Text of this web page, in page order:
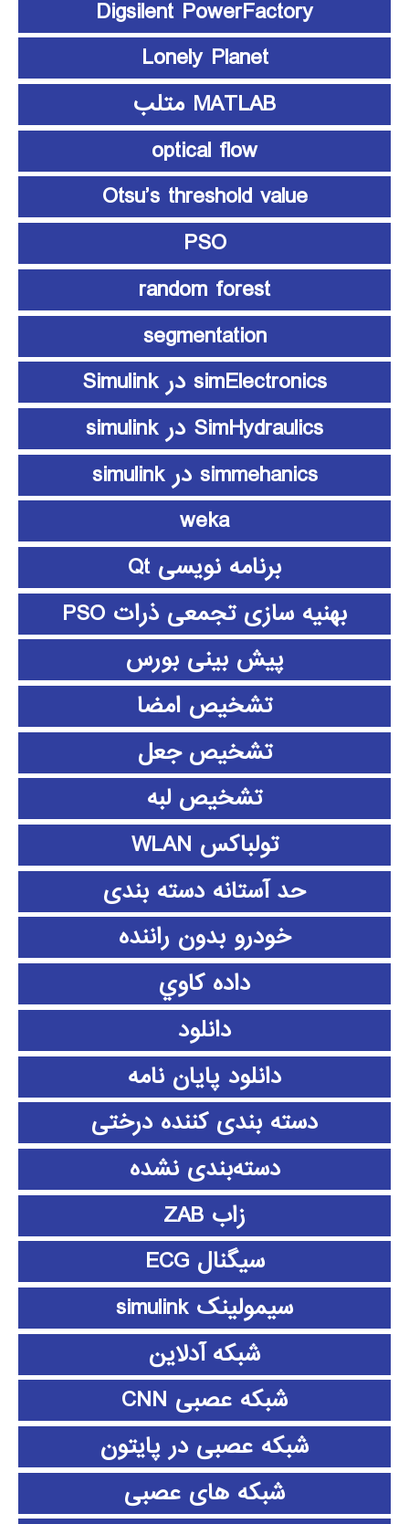
Digsilent PowerFactory
Lonely Planet
MATLAB متلب
optical flow
Otsu’s threshold value
PSO
random forest
segmentation
simElectronics در Simulink
SimHydraulics در simulink
simmehanics در simulink
weka
برنامه نویسی Qt
بهنیه سازی تجمعی ذرات PSO
پیش بینی بورس
تشخیص امضا
تشخیص جعل
تشخیص لبه
تولباکس WLAN
حد آستانه دسته بندی
خودرو بدون راننده
داده كاوي
دانلود
دانلود پايان نامه
دسته بندی کننده درختی
دسته‌بندی نشده
زاب ZAB
سیگنال ECG
سیمولینک simulink
شبکه آدلاین
شبکه عصبی CNN
شبکه عصبی در پایتون
شبکه های عصبی